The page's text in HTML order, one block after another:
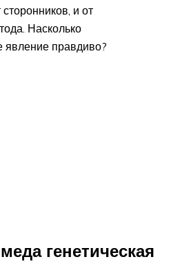
и от
Насколько
явление правдиво?
генетическая